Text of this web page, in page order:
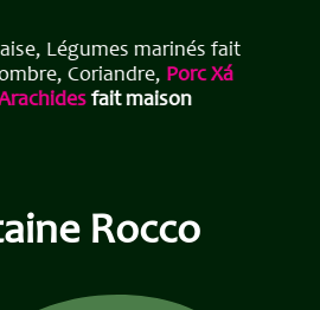
Légumes marinés fait
Coriandre, Porc Xá
fait maison
Rocco